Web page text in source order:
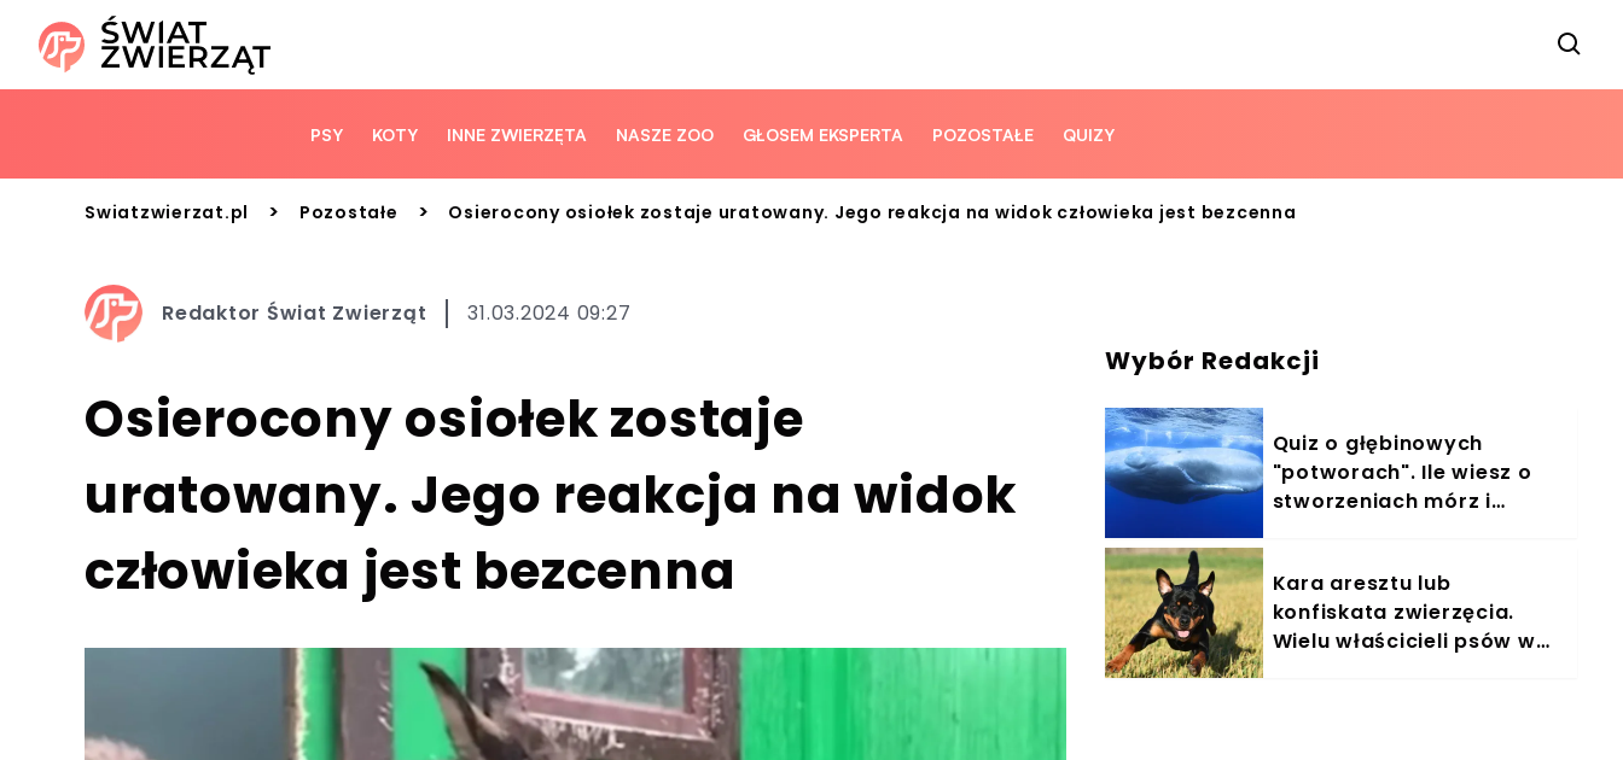
PSY KOTY INNE ZWIERZĘTA NASZE ZOO GŁOSEM EKSPERTA POZOSTAŁE QUIZY
Swiatzwierzat.pl > Pozostałe > Osierocony osiołek zostaje uratowany. Jego reakcja na widok człowieka jest bezcenna
Redaktor Świat Zwierząt 31.03.2024 09:27
Osierocony osiołek zostaje
uratowany. Jego reakcja na widok
człowieka jest bezcenna
Wybór Redakcji
Quiz o głębinowych
"potworach". Ile wiesz o
stworzeniach mórz i
Kara aresztu lub
konfiskata zwierzęcia.
Wielu właścicieli psów w